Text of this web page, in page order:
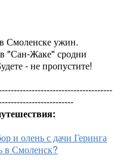
Смоленске ужин.
"Сан-Жаке" сродни
- не пропустите!
и олень с дачи Геринга
в Смоленск?